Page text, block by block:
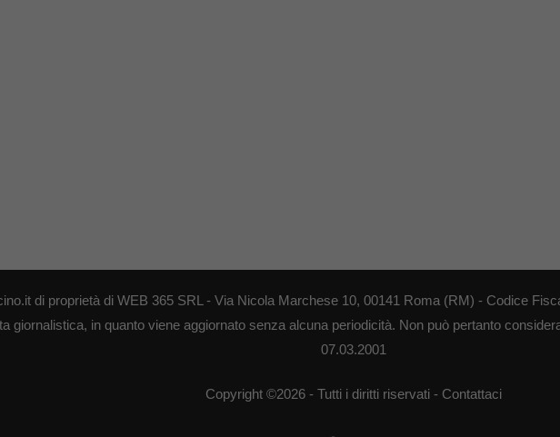
di proprietà di WEB 365 SRL - Via Nicola Marchese 10, 00141 Roma (RM) - Codice
giornalistica, in quanto viene aggiornato senza alcuna periodicità. Non può pertanto
07.03.2001
Copyright ©2026 - Tutti i diritti riservati - Contattaci